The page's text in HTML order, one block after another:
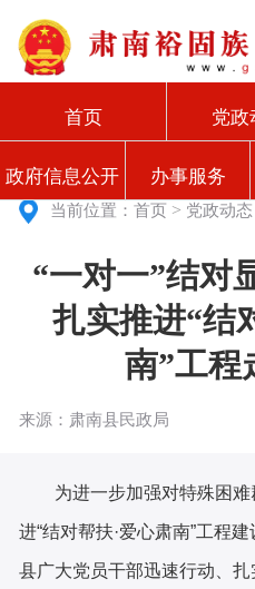
首页 党政
政府信息公开 办事服务
当前位置：首页 > 党政动态
“一对一”结对
扎实推进“结
南”工程
来源：肃南县民政局
为进一步加强对特殊困
进“结对帮扶·爱心肃南”工程建
县广大党员干部迅速行动、